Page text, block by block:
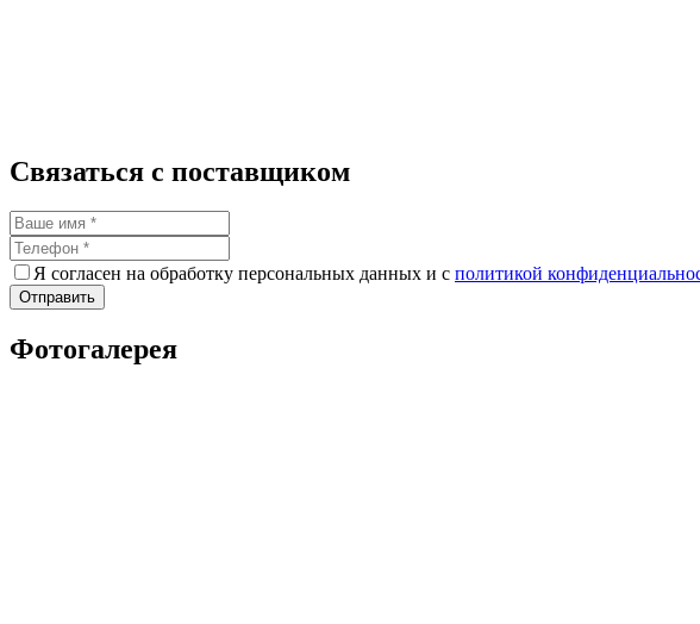
Связаться с поставщиком
Я согласен на обработку персональных данных и с политикой
Отправить
Фотогалерея